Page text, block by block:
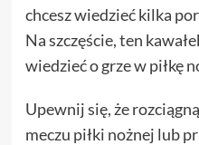
chcesz wiedzieć kilka
Na szczęście, ten
wiedzieć o grze w piłkę
Upewnij się, że
meczu piłki nożnej lub